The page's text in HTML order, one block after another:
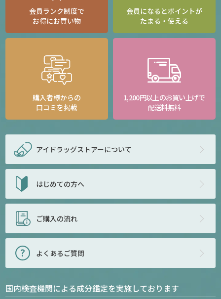
会員ランク制度で
お得にお買い物
会員になるとポイントが
たまる・使える
購入者様からの
口コミを掲載
1,200円以上のお買い上げで
配送料無料
アイドラッグストアーについて
はじめての方へ
ご購入の流れ
よくあるご質問
国内検査機関による成分鑑定を実施しております